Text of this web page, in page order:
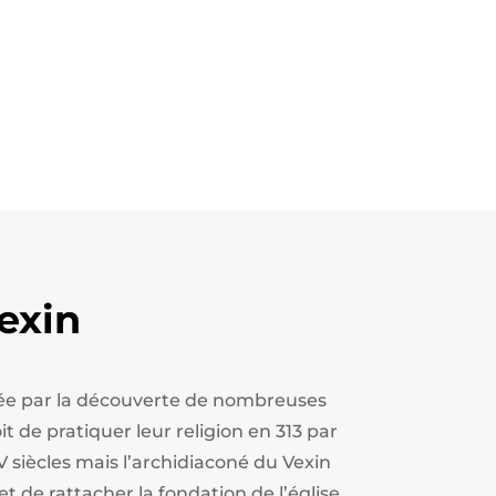
par la découverte de nombreuses
de pratiquer leur religion en 313 par
mais l’archidiaconé du Vexin